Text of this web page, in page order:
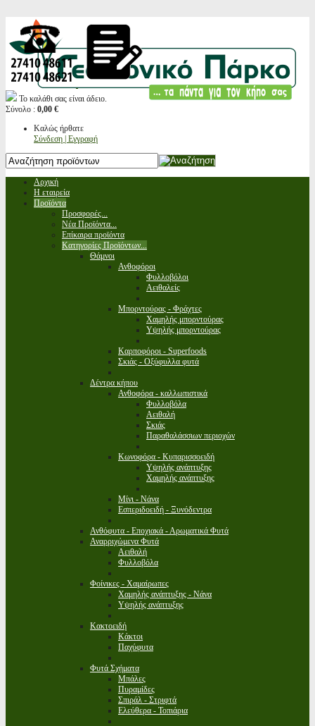
Το καλάθι σας είναι άδειο.
Σύνολο : 0,00 €
Καλώς ήρθατε
Σύνδεση | Εγγραφή
Αρχική
Η εταιρεία
Προϊόντα
Προσφορές...
Νέα Προϊόντα...
Επίκαιρα προϊόντα
Κατηγορίες Προϊόντων...
Θάμνοι
Ανθοφόροι
Φυλλοβόλοι
Αειθαλείς
Μπορντούρας - Φράχτες
Χαμηλής μπορντούρας
Υψηλής μπορντούρας
Καρποφόροι - Superfoods
Σκιάς - Οξύφυλλα φυτά
Δέντρα κήπου
Ανθοφόρα - καλλωπιστικά
Φυλλοβόλα
Αειθαλή
Σκιάς
Παραθαλάσσιων περιοχών
Κωνοφόρα - Κυπαρισσοειδή
Υψηλής ανάπτυξης
Χαμηλής ανάπτυξης
Μίνι - Νάνα
Εσπεριδοειδή - Ξυνόδεντρα
Ανθόφυτα - Εποχιακά - Αρωματικά Φυτά
Αναρριχώμενα Φυτά
Αειθαλή
Φυλλοβόλα
Φοίνικες - Χαμαίρωπες
Χαμηλής ανάπτυξης - Νάνα
Υψηλής ανάπτυξης
Κακτοειδή
Κάκτοι
Παχύφυτα
Φυτά Σχήματα
Μπάλες
Πυραμίδες
Σπιράλ - Στριφτά
Ελεύθερα - Τοπιάρια